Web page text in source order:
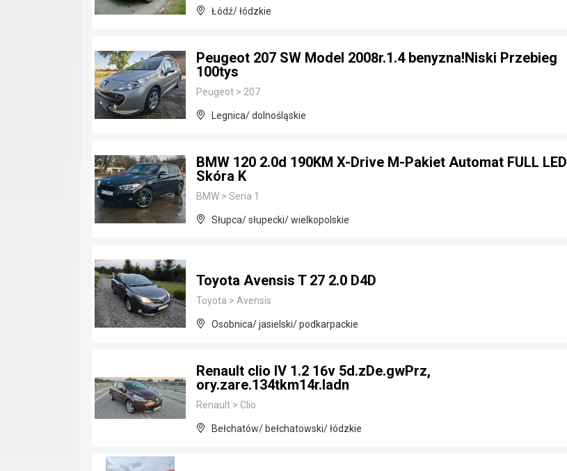
Łódź/ łódzkie
Peugeot 207 SW Model 2008r.1.4 benyzna!Niski Przebieg
100tys
Peugeot > 207
Legnica/ dolnośląskie
BMW 120 2.0d 190KM X-Drive M-Pakiet Automat FULL LED
Skóra K
BMW > Seria 1
Słupca/ słupecki/ wielkopolskie
Toyota Avensis T 27 2.0 D4D
Toyota > Avensis
Osobnica/ jasielski/ podkarpackie
Renault clio IV 1.2 16v 5d.zDe.gwPrz,
ory.zare.134tkm14r.ladn
Renault > Clio
Bełchatów/ bełchatowski/ łódzkie